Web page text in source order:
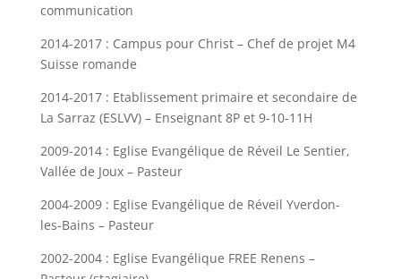
communication
2014-2017 : Campus pour Christ – Chef de projet M4
Suisse romande
2014-2017 : Etablissement primaire et secondaire de
La Sarraz (ESLVV) – Enseignant 8P et 9-10-11H
2009-2014 : Eglise Evangélique de Réveil Le Sentier,
Vallée de Joux – Pasteur
2004-2009 : Eglise Evangélique de Réveil Yverdon-
les-Bains – Pasteur
2002-2004 : Eglise Evangélique FREE Renens –